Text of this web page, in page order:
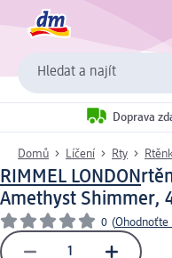
Hledat a najít
Doprava
Domů Líčení Rty
RIMMEL LONDON
Amethyst Shimmer,
0 (Ohodnoťte